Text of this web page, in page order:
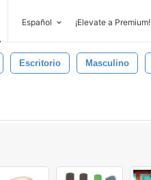
Español ¡Elevate a Premium!
Escritorio Masculino